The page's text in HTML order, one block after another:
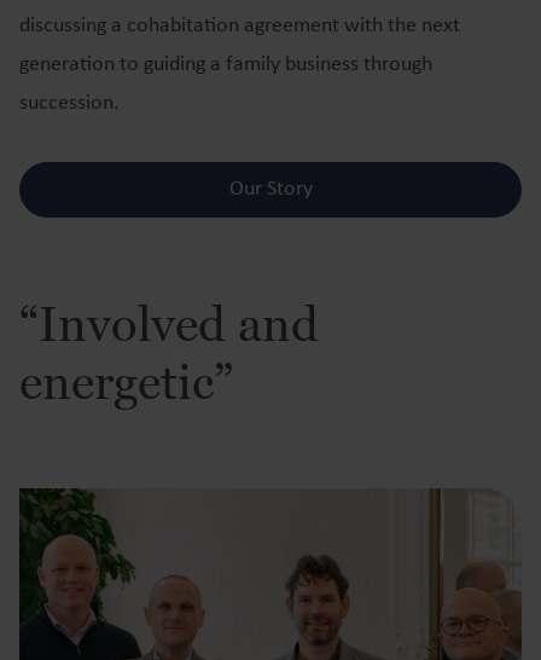
discussing a cohabitation agreement with the next
generation to guiding a family business through
succession.
Our Story
“Involved and
energetic”